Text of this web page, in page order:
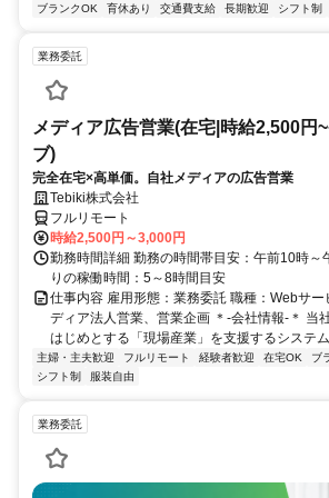
ブランクOK
育休あり 交通費支給 長期歓迎 シフト制
業務委託
メディア広告営業(在宅|時給2,500円
ブ)
完全在宅×高単価。自社メディアの広告営業
Tebiki株式会社
フルリモート
時給2,500円～3,000円
勤務時間詳細 勤務の時間帯目安：午前10時～
りの稼働時間：5～8時間目安
仕事内容 雇用形態：業務委託 職種：Webサー
ディア法人営業、営業企画 ＊-会社情報-＊ 当
はじめとする「現場産業」を支援するシステ
主婦・主夫歓迎 フルリモート 経験者歓迎 在宅OK ブ
シフト制
服装自由
業務委託